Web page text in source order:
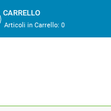
CARRELLO
Articoli in Carrello:0